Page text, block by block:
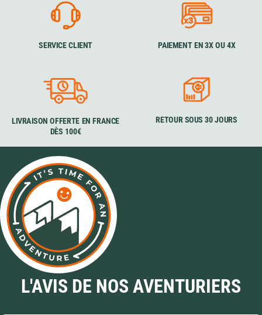
SERVICE CLIENT PAIEMENT EN 3X OU 4X
LIVRAISON OFFERTE EN FRANCE
DÈS 100€
RETOUR SOUS 30 JOURS
L'AVIS DE NOS AVENTURIERS